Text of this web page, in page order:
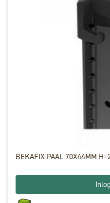
BEKAFIX PAAL 70X44MM